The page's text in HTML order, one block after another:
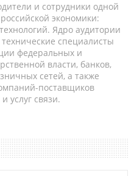
и сотрудники одной
экономики:
Ядро аудитории
специалисты
федеральных и
власти, банков,
сетей, а также
поставщиков
услуг связи.